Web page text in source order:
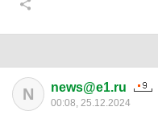
N news@e1.ru
00:08, 25.12.2024